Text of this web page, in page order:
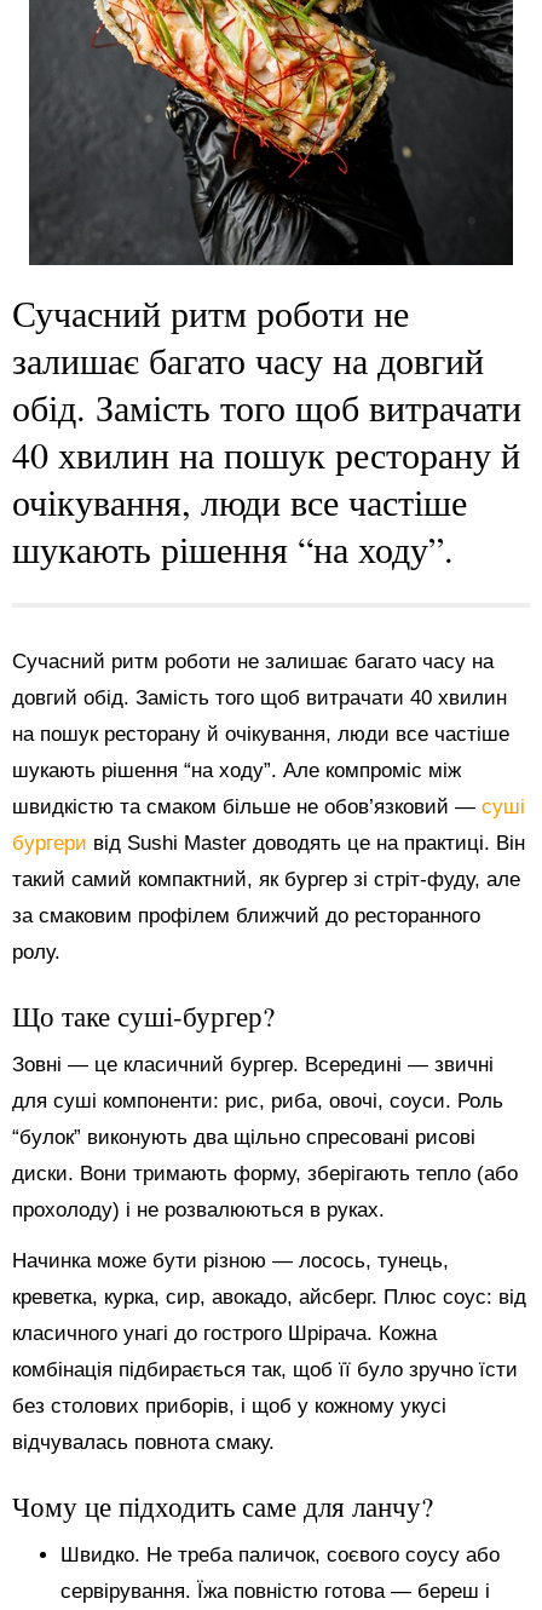
Сучасний ритм роботи не
залишає багато часу на довгий
обід. Замість того щоб витрачати
40 хвилин на пошук ресторану й
очікування, люди все частіше
шукають рішення “на ходу”.
Сучасний ритм роботи не залишає багато часу на
довгий обід. Замість того щоб витрачати 40 хвилин
на пошук ресторану й очікування, люди все частіше
шукають рішення “на ходу”. Але компроміс між
швидкістю та смаком більше не обов’язковий — суші
бургери від Sushi Master доводять це на практиці. Він
такий самий компактний, як бургер зі стріт-фуду, але
за смаковим профілем ближчий до ресторанного
ролу.
Що таке суші-бургер?
Зовні — це класичний бургер. Всередині — звичні
для суші компоненти: рис, риба, овочі, соуси. Роль
“булок” виконують два щільно спресовані рисові
диски. Вони тримають форму, зберігають тепло (або
прохолоду) і не розвалюються в руках.
Начинка може бути різною — лосось, тунець,
креветка, курка, сир, авокадо, айсберг. Плюс соус: від
класичного унагі до гострого Шрірача. Кожна
комбінація підбирається так, щоб її було зручно їсти
без столових приборів, і щоб у кожному укусі
відчувалась повнота смаку.
Чому це підходить саме для ланчу?
Швидко. Не треба паличок, соєвого соусу або
сервірування. Їжа повністю готова — береш і